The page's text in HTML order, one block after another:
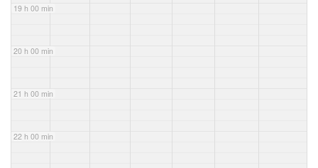
19 h 00 min
20 h 00 min
21 h 00 min
22 h 00 min